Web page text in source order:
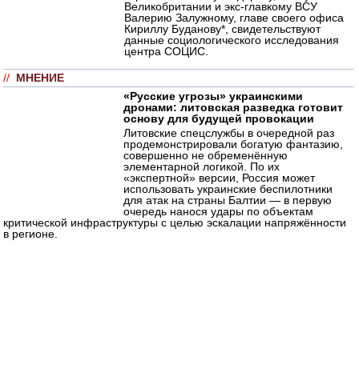
Великобритании и экс-главкому ВСУ
Валерию Залужному, главе своего офиса
Кириллу Буданову*, свидетельствуют
данные социологического исследования
центра СОЦИС.
// МНЕНИЕ
«Русские угрозы» украинскими
дронами: литовская разведка готовит
основу для будущей провокации
Литовские спецслужбы в очередной раз
продемонстрировали богатую фантазию,
совершенно не обременённую
элементарной логикой. По их
«экспертной» версии, Россия может
использовать украинские беспилотники
для атак на страны Балтии — в первую
очередь нанося удары по объектам
критической инфраструктуры с целью эскалации напряжённости
в регионе.